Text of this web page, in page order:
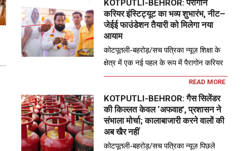
KOTPUTLI-BEHROR: पैरागोन
करियर इंस्टिट्यूट का भव्य शुभारंभ, नीट–
जेईई फाउंडेशन तैयारी को मिलेगा नया
आयाम
कोटपूतली-बहरोड़/सच पत्रिका न्यूज़ शिक्षा के
क्षेत्र में एक नई पहल के रूप में पैरागोन करियर
READ MORE
KOTPUTLI-BEHROR: गैस सिलेंडर
की किल्लत केवल ‘अफवाह’, प्रशासन ने
संभाला मोर्चा; कालाबाजारी करने वालों की
अब खैर नहीं
कोटपूतली-बहरोड़/सच पत्रिका न्यूज़ पिछले